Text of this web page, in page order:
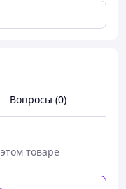
другие аксессуары
автомобилю стиль
Вопросы (0)
товаре